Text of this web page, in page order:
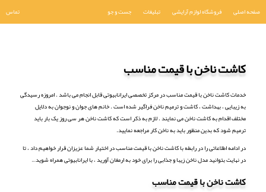
صفحه اصلی فروشگاه لوازم آرایشی تبلیغات جست و جو تماس
کاشت ناخن با قیمت مناسب
خدمات کاشت ناخن با قیمت مناسب در مرکز تخصصی ایرانابیوتی قابل انجام می باشد . امروزه رسیدگی
به زیبایی ، بهداشت ، کاشت و ترمیم ناخن فراگیر شده است . خانم های جوان و نوجوان به دلایل
مختلف اقدام به کاشت ناخن می نمایند . لازم به ذکر است که کاشت ناخن هر سی روز یک بار باید
ترمیم شود که بدین منظور باید به ناخن کار مراجعه نمایید.
در ادامه اطلاعاتی را در رابطه با کاشت ناخن با قیمت مناسب در اختیار شما عزیزان قرار خواهیم داد ، تا
در نهایت بتوانید مدل ناخن زیبا و جذابی را برای خود به ارمغان آورید ، با ایرانابیوتی همراه شوید…
کاشت ناخن با قیمت مناسب